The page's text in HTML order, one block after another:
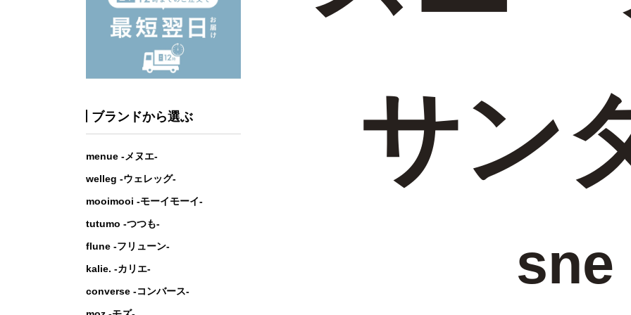
ブランドから選ぶ
menue -メヌエ-
welleg -ウェレッグ-
mooimooi -モーイモーイ-
tutumo -つつも-
flune -フリューン-
kalie. -カリエ-
converse -コンバース-
サン
sne